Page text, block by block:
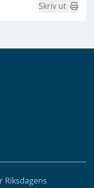
Skriv ut
Riksdagens